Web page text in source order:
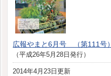
広報やまと6月号 （第111号）
（平成26年5月28日発行）
2014年4月23日更新